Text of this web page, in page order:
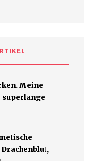
Meine
superlange